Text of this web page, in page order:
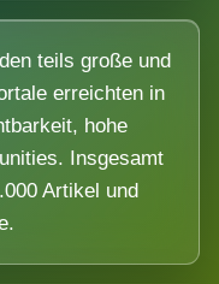
teils große und
erreichten in
hohe
Insgesamt
Artikel und